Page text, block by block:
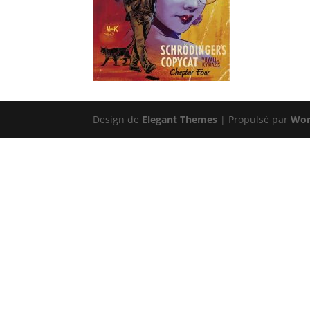
Design de Elegant Themes | Propulsé par